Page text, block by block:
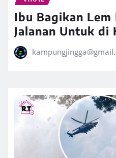
Ibu Bagikan Lem
Jalanan Untuk di